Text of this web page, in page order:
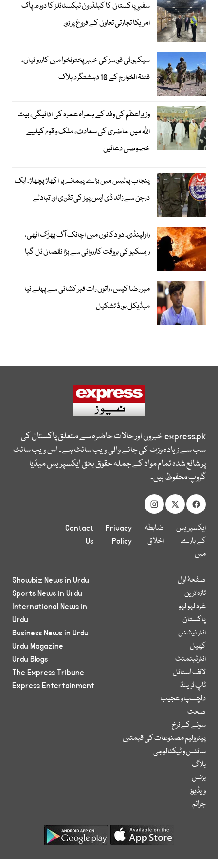
سفیرِ پاکستان کا کیلڈرون ٹیکسٹائلز کا دورہ، پاک
امریکا تجارتی تعاون کے فروغ پر زور
سیکیورٹی فورسز کی خیبر پختونخوا میں کارروائیاں،
فتنۃ الخوارج کے 10 دہشتگرد ہلاک
وزیراعظم کی وفد کے ہمراہ عمرہ کی ادائیگی، بیت
اللہ میں حاضری کی سعادت، ملک و قوم کیلیے
خصوصی دعائیں
پنجاب پولیس میں بڑے پیمانے پر اکھاڑ پچھاڑ، ایک
درجن سے زائد ڈی ایس پیز کی تقرری اور تبادلے
راولپنڈی، دو دکانوں میں اچانک آگ بھڑک اٹھی،
ریسکیو کی بروقت کارروائی سے بڑا نقصان ٹل گیا
میر رضا کیس، راتوں رات قبر کشائی سے پہلے نیا
میڈیکل بورڈ تشکیل
express.pkخبروں اور حالات حاضرہ سے متعلق پاکستان کی
سب سے زیادہ وزٹ کی جانے والی ویب سائٹ ہے۔ اس ویب سائٹ
پر شائع شدہ تمام مواد کے جملہ حقوق بحق ایکسپریس میڈیا
گروپ محفوظ ہیں۔
ایکسپریس
کے بارے
میں
ضابطہ
اخلاق
Privacy
Policy
Contact
Us
صفحۂ اول
تازہ ترین
غزہ لہو لہو
پاکستان
انٹر نیشنل
کھیل
انٹرٹینمنٹ
لائف اسٹائل
ٹاپ ٹرینڈ
دلچسپ و عجیب
صحت
سونے کے نرخ
پیٹرولیم مصنوعات کی قیمتیں
سائنس و ٹیکنالوجی
بلاگ
بزنس
ویڈیوز
جرائم
Showbiz News in Urdu
Sports News in Urdu
International News in
Urdu
Business News in Urdu
Urdu Magazine
Urdu Blogs
The Express Tribune
Express Entertainment